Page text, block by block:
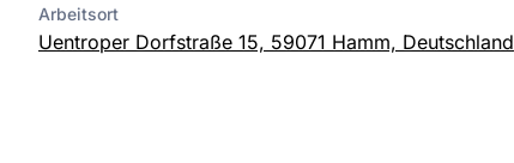
Arbeitsort
Uentroper Dorfstraße 15, 59071 Hamm, Deutschland